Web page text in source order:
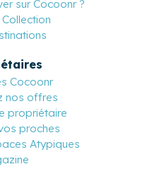
sur Cocoonr ?
Cocoonr
nos offres
propriétaire
proches
Atypiques